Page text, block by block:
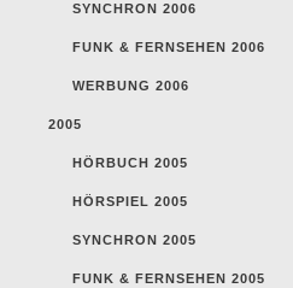
SYNCHRON 2006
FUNK & FERNSEHEN 2006
WERBUNG 2006
2005
HÖRBUCH 2005
HÖRSPIEL 2005
SYNCHRON 2005
FUNK & FERNSEHEN 2005